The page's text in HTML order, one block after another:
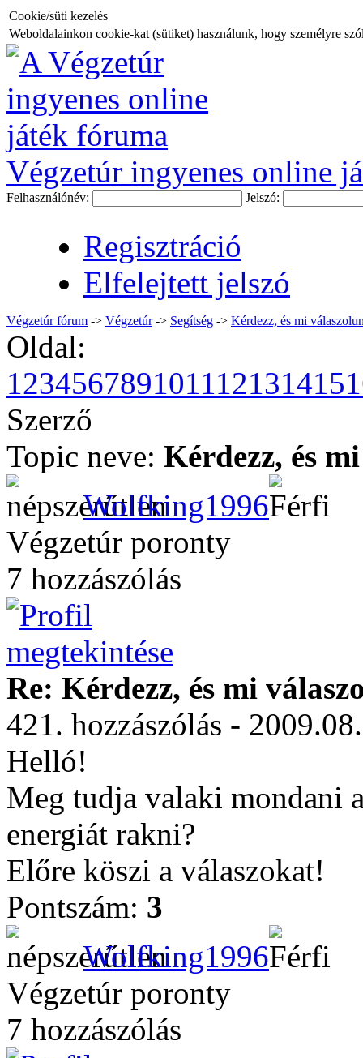
Cookie/süti kezelés
Weboldalainkon cookie-kat (sütiket) használunk, hogy személyre
Végzetúr ingyenes online
Felhasználónév: Jelszó:
Regisztráció
Elfelejtett jelszó
Végzetúr fórum -> Végzetúr-> Segítség -> Kérdezz, és mi
Oldal:
123456789101112131415
Szerző
Topic neve: Kérdezz, és
Wolfking1996
Végzetúr poronty
7 hozzászólás
Re: Kérdezz, és mi
421. hozzászólás -
Helló!
Meg tudja valaki mondani
energiát rakni?
Előre köszi a válaszokat!
Pontszám: 3
Wolfking1996
Végzetúr poronty
7 hozzászólás